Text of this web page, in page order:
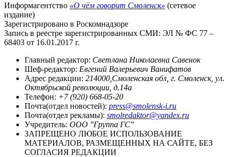
Информагентство «О чём говорит Смоленск» (сетевое
издание)
Зарегистрировано в Роскомнадзоре
Запись в реестре зарегистрированных СМИ: ЭЛ № ФС 77 –
68403 от 16.01.2017 г.
Главный редактор: Светлана Николаевна Савенок
Шеф-редактор: Евгений Валерьевич Ванифатов
Адрес редакции: 214000,Смоленская обл, г. Смоленск, ул.
Октябрьской революции, д.14а
Телефон: +7 (920) 668-05-20
Почта(отдел новостей): press@smolensk-i.ru
Почта(отдел рекламы): smolredaktor@yandex.ru
Учредитель: ООО "Группа ГС"
ЗАПРЕЩЕНО ЛЮБОЕ ИСПОЛЬЗОВАНИЕ
МАТЕРИАЛОВ, РАЗМЕЩЕННЫХ НА САЙТЕ, БЕЗ
СОГЛАСИЯ РЕДАКЦИИ